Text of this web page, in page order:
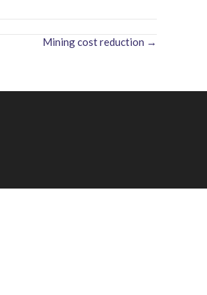
Mining cost reduction →